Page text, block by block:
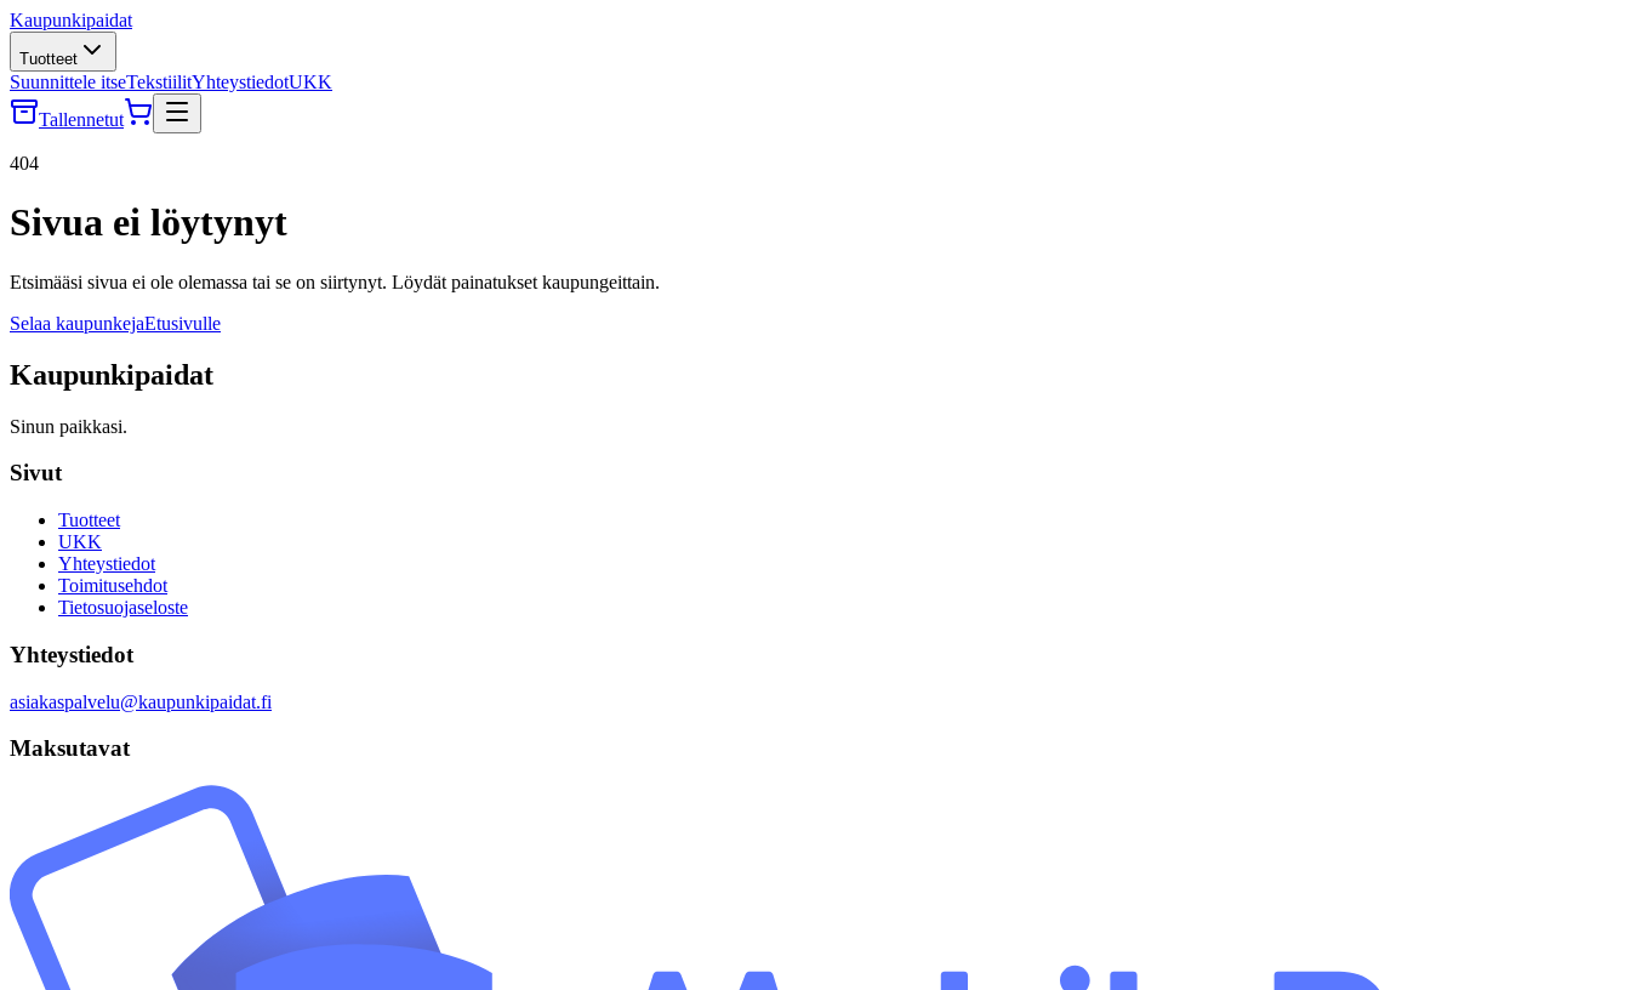
Kaupunkipaidat
Tuotteet
Suunnittele itseTekstiilitYhteystiedotUKK
Tallennetut
404
Sivua ei löytynyt
Etsimääsi sivua ei ole olemassa tai se on siirtynyt. Löydät painatukset kaupungeittain.
Selaa kaupunkejaEtusivulle
Kaupunkipaidat
Sinun paikkasi.
Sivut
Tuotteet
UKK
Yhteystiedot
Toimitusehdot
Tietosuojaseloste
Yhteystiedot
asiakaspalvelu@kaupunkipaidat.fi
Maksutavat